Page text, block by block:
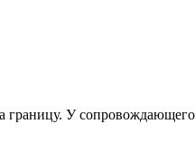
границу. У